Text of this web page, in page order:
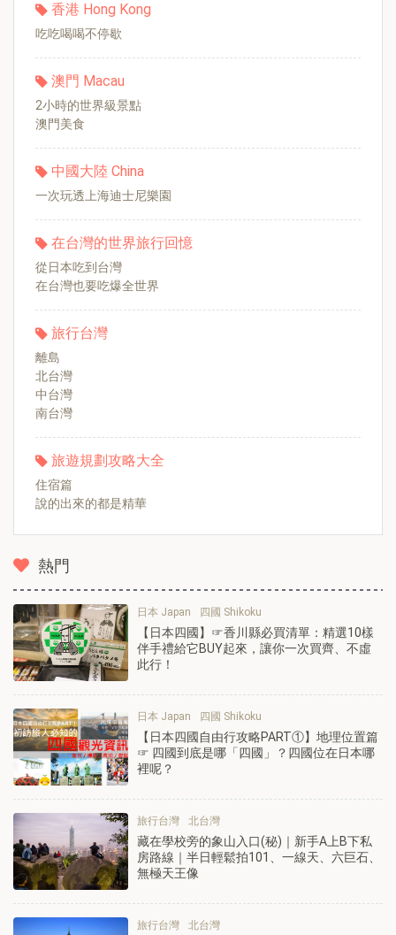
香港 Hong Kong
吃吃喝喝不停歇
澳門 Macau
2小時的世界級景點
澳門美食
中國大陸 China
一次玩透上海迪士尼樂園
在台灣的世界旅行回憶
從日本吃到台灣
在台灣也要吃爆全世界
旅行台灣
離島
北台灣
中台灣
南台灣
旅遊規劃攻略大全
住宿篇
說的出來的都是精華
熱門
日本 Japan 四國 Shikoku
【日本四國】☞香川縣必買清單：精選10樣
伴手禮給它BUY起來，讓你一次買齊、不虛
此行！
日本 Japan 四國 Shikoku
【日本四國自由行攻略PART①】地理位置篇
☞ 四國到底是哪「四國」？四國位在日本哪
裡呢？
旅行台灣 北台灣
藏在學校旁的象山入口(秘)｜新手A上B下私
房路線｜半日輕鬆拍101、一線天、六巨石、
無極天王像
旅行台灣 北台灣